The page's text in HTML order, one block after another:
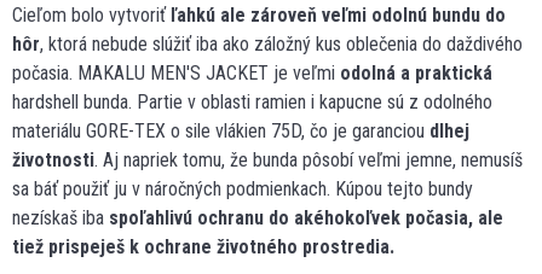
Cieľom bolo vytvoriť ľahkú ale zároveň veľmi odolnú bundu do
hôr, ktorá nebude slúžiť iba ako záložný kus oblečenia do daždivého
počasia. MAKALU MEN'S JACKET je veľmi odolná a praktická
hardshell bunda. Partie v oblasti ramien i kapucne sú z odolného
materiálu GORE-TEX o sile vlákien 75D, čo je garanciou dlhej
životnosti. Aj napriek tomu, že bunda pôsobí veľmi jemne, nemusíš
sa báť použiť ju v náročných podmienkach. Kúpou tejto bundy
nezískaš iba spoľahlivú ochranu do akéhokoľvek počasia, ale
tiež prispeješ k ochrane životného prostredia.